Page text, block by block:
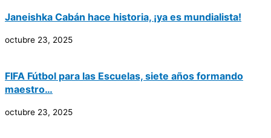
Janeishka Cabán hace historia, ¡ya es mundialista!
octubre 23, 2025
FIFA Fútbol para las Escuelas, siete años formando
maestro…
octubre 23, 2025